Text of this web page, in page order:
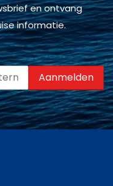
en ontvang
informatie.